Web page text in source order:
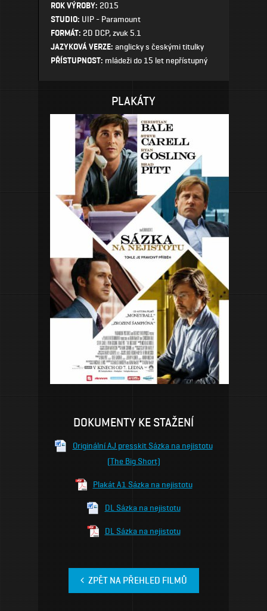
ROK VÝROBY: 2015
STUDIO: UIP - Paramount
FORMÁT: 2D DCP, zvuk 5.1
JAZYKOVÁ VERZE: anglicky s českými titulky
PŘÍSTUPNOST: mládeži do 15 let nepřístupný
PLAKÁTY
DOKUMENTY KE STAŽENÍ
Originální AJ presskit Sázka na nejistotu
(The Big Short)
Plakát A1 Sázka na nejistotu
DL Sázka na nejistotu
DL Sázka na nejistotu
ZPĚT NA PŘEHLED FILMŮ